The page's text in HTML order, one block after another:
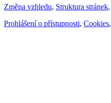
Změna vzhledu, Struktura stránek,
Prohlášení o přístupnosti, Cookies,